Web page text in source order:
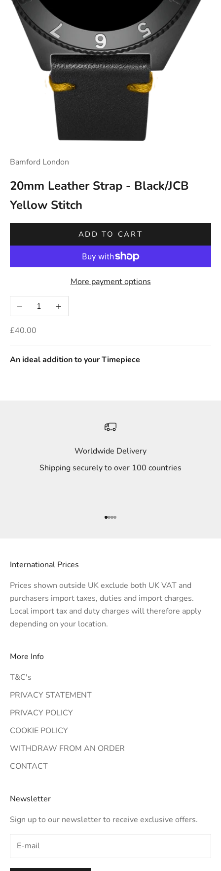
Bamford London
20mm Leather Strap - Black/JCB
Yellow Stitch
ADD TO CART
More payment options
Decrease quantityIncrease quantity
Sale price
£40.00
An ideal addition to your Timepiece
Worldwide Delivery
Shipping securely to over 100 countries
Go to item 1
Go to item 2
Go to item 3
Go to item 4
International Prices
Prices shown outside UK exclude both UK VAT and
purchasers import taxes, duties and import charges.
Local import tax and duty charges will therefore apply
depending on your location.
More Info
T&C's
PRIVACY STATEMENT
PRIVACY POLICY
COOKIE POLICY
WITHDRAW FROM AN ORDER
CONTACT
Newsletter
Sign up to our newsletter to receive exclusive offers.